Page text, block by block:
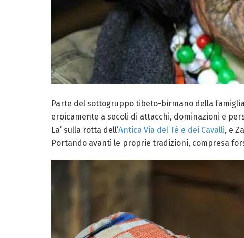
Parte del sottogruppo tibeto-birmano della
eroicamente a secoli di attacchi, dominazioni e
La’ sulla rotta dell’Antica Via del Tè e dei Cavalli, e
Portando avanti le proprie tradizioni, compresa